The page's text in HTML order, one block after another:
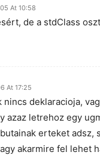
At 10:58
de a stdClass
At 17:25
nincs deklaracioja,
azaz letrehoz egy
erteket adsz,
akarmire fel lehet